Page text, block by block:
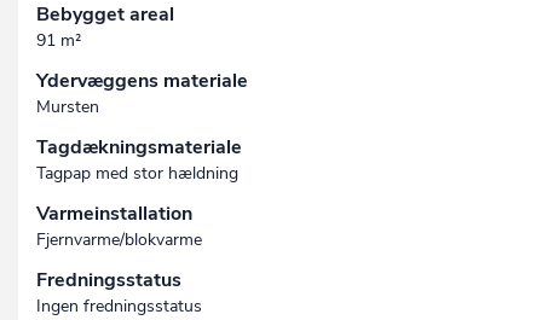
Bebygget areal
91 m²
Ydervæggens materiale
Mursten
Tagdækningsmateriale
Tagpap med stor hældning
Varmeinstallation
Fjernvarme/blokvarme
Fredningsstatus
Ingen fredningsstatus